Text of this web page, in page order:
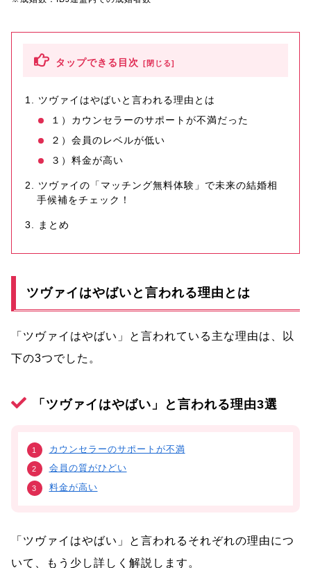
タップできる目次
ツヴァイはやばいと言われる理由とは
１）カウンセラーのサポートが不満だった
２）会員のレベルが低い
３）料金が高い
ツヴァイの「マッチング無料体験」で未来の結婚相
手候補をチェック！
まとめ
ツヴァイはやばいと言われる理由とは
「ツヴァイはやばい」と言われている主な理由は、以
下の3つでした。
「ツヴァイはやばい」と言われる理由3選
カウンセラーのサポートが不満
会員の質がひどい
料金が高い
「ツヴァイはやばい」と言われるそれぞれの理由につ
いて、もう少し詳しく解説します。